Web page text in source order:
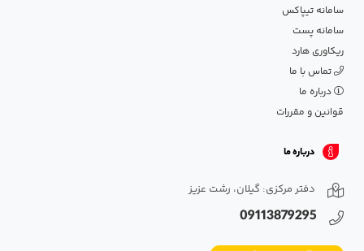
سامانه تیپاکس
سامانه پست
ریکاوری هارد
تماس با ما
درباره ما
قوانین و مقررات
درباره ما
دفتر مرکزی: گیلان، رشت عزیز
09113879295